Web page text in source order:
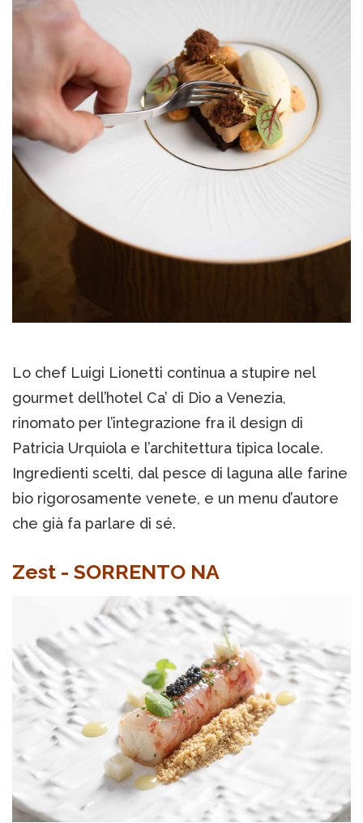
Lo chef Luigi Lionetti continua a stupire nel
gourmet dell’hotel Ca’ di Dio a Venezia,
rinomato per l’integrazione fra il design di
Patricia Urquiola e l’architettura tipica locale.
Ingredienti scelti, dal pesce di laguna alle farine
bio rigorosamente venete, e un menu d’autore
che già fa parlare di sé.
Zest - SORRENTO NA